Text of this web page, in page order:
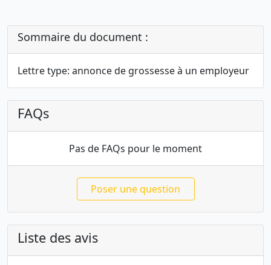
Sommaire du document :
Lettre type: annonce de grossesse à un employeur
FAQs
Pas de FAQs pour le moment
Poser une question
Liste des avis